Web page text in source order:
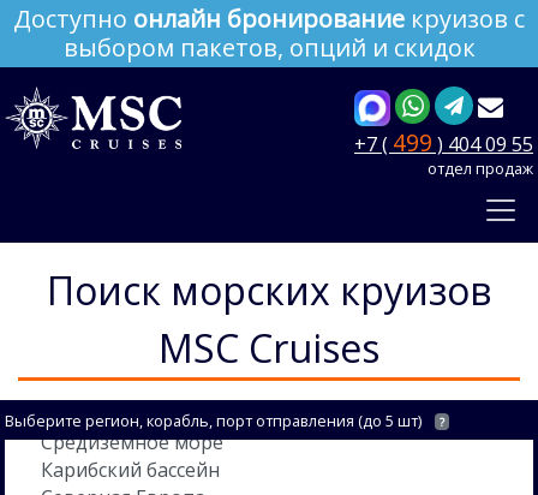
Доступно онлайн бронирование круизов с
выбором пакетов, опций и скидок
+7 ( 499 ) 404 09 55
отдел продаж
Поиск морских круизов
MSC Cruises
Выберите регион, корабль, порт отправления (до 5 шт) ?